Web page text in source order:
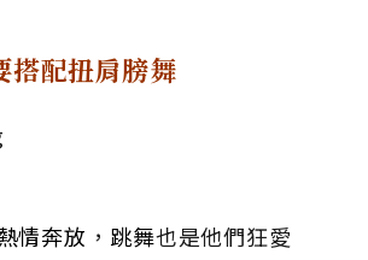
搭配扭肩膀舞
情奔放 ， 跳舞也是他們狂愛